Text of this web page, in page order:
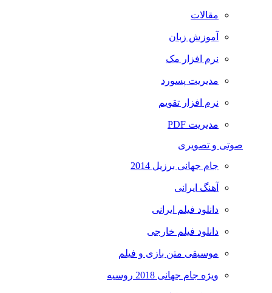
مقالات
آموزش زبان
نرم افزار مک
مدیریت پسورد
نرم افزار تقویم
مدیریت PDF
صوتی و تصویری
جام جهانی برزیل 2014
آهنگ ایرانی
دانلود فیلم ایرانی
دانلود فیلم خارجی
موسیقی متن بازی و فیلم
ویژه جام جهانی 2018 روسیه